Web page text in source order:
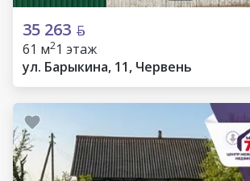
35 263
61 м21 этаж
ул. Барыкина, 11, Червень